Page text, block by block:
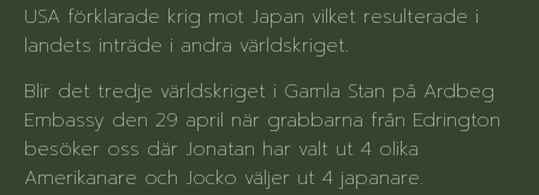
USA förklarade krig mot Japan vilket resulterade i
landets inträde i andra världskriget.
Blir det tredje världskriget i Gamla Stan på Ardbeg
Embassy den 29 april när grabbarna från Edrington
besöker oss där Jonatan har valt ut 4 olika
Amerikanare och Jocko väljer ut 4 japanare.